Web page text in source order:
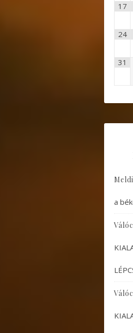
17
24
31
Meldi
a